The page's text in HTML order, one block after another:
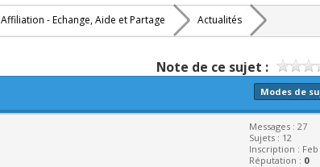
Affiliation - Echange, Aide et Partage Actualités
Note de ce sujet :
Modes de
Messages : 27
Sujets : 12
Inscription : Feb
Réputation : 0